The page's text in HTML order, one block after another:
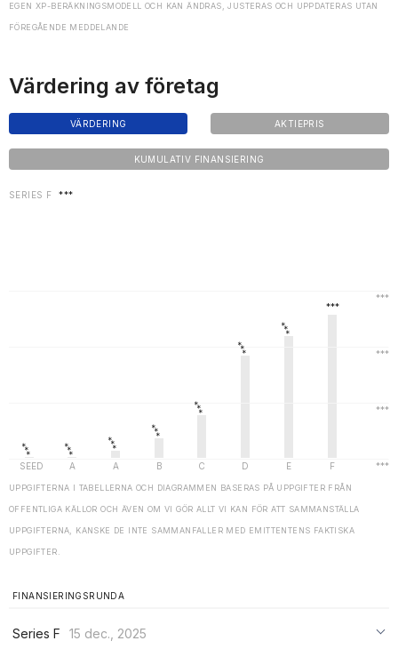
EGEN XP-BERÄKNINGSMODELL OCH KAN ÄNDRAS, JUSTERAS OCH UPPDATERAS UTAN
FÖREGÅENDE MEDDELANDE
Värdering av företag
VÄRDERING AKTIEPRIS
KUMULATIV FINANSIERING
SERIES F ***
UPPGIFTERNA I TABELLERNA OCH DIAGRAMMEN BASERAS PÅ UPPGIFTER FRÅN
OFFENTLIGA KÄLLOR OCH ÄVEN OM VI GÖR ALLT VI KAN FÖR ATT SAMMANSTÄLLA
UPPGIFTERNA, KANSKE DE INTE SAMMANFALLER MED EMITTENTENS FAKTISKA
UPPGIFTER.
FINANSIERINGSRUNDA
Series F 15 dec., 2025